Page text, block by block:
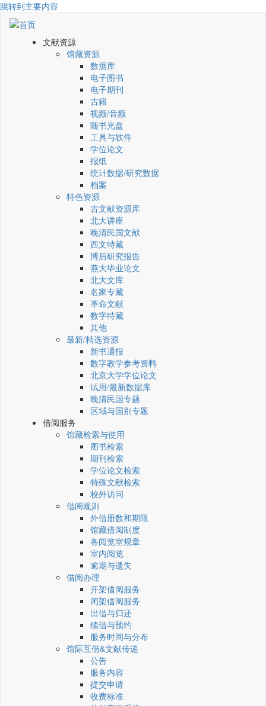
跳转到主要内容
文献资源
馆藏资源
数据库
电子图书
电子期刊
古籍
视频/音频
随书光盘
工具与软件
学位论文
报纸
统计数据/研究数据
档案
特色资源
古文献资源库
北大讲座
晚清民国文献
西文特藏
博后研究报告
燕大毕业论文
北大文库
名家专藏
革命文献
数字特藏
其他
最新/精选资源
新书通报
数字教学参考资料
北京大学学位论文
试用/最新数据库
晚清民国专题
区域与国别专题
借阅服务
馆藏检索与使用
图书检索
期刊检索
学位论文检索
特殊文献检索
校外访问
借阅规则
外借册数和期限
馆藏借阅制度
各阅览室规章
室内阅览
逾期与遗失
借阅办理
开架借阅服务
闭架借阅服务
出借与归还
续借与预约
服务时间与分布
馆际互借&文献传递
公告
服务内容
提交申请
收费标准